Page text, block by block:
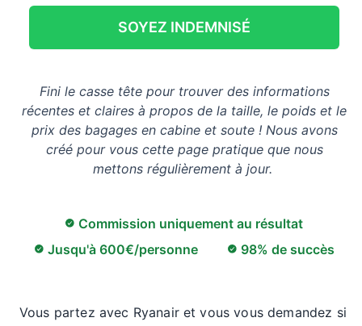
SOYEZ INDEMNISÉ
Fini le casse tête pour trouver des informations
récentes et claires à propos de la taille, le poids et le
prix des bagages en cabine et soute ! Nous avons
créé pour vous cette page pratique que nous
mettons régulièrement à jour.
Commission uniquement au résultat
Jusqu'à 600€/personne
98% de succès
Vous partez avec Ryanair et vous vous demandez si